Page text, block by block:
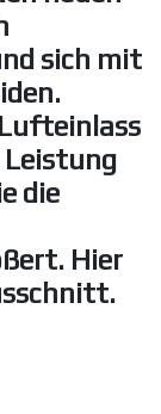
sich mit
Leistung
die
Hier